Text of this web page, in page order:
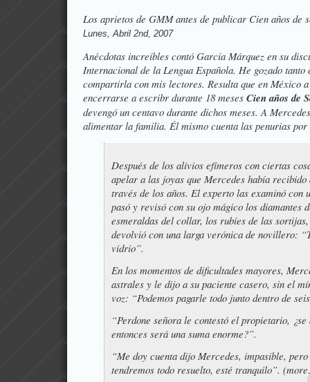
Los aprietos de GMM antes de publicar Cien años de
Lunes, Abril 2nd, 2007
Anécdotas increíbles contó García Márquez en su
Internacional de la Lengua Española. He gozado
compartirla con mis lectores. Resulta que en México
encerrarse a escribr durante 18 meses Cien años de
devengó un centavo durante dichos meses. A
alimentar la familia. Él mismo cuenta las penurias por
Después de los alivios efímeros con ciertas
apelar a las joyas que Mercedes había
través de los años. El experto las examinó con
pasó y revisó con su ojo mágico los diamantes
esmeraldas del collar, los rubíes de las
devolvió con una larga verónica de novillero:
vidrio”.
En los momentos de dificultades mayores,
astrales y le dijo a su paciente casero, sin el
voz: “Podemos pagarle todo junto dentro de
“Perdone señora le contestó el propietario,
entonces será una suma enorme?”.
“Me doy cuenta dijo Mercedes, impasible,
tendremos todo resuelto, esté tranquilo”.